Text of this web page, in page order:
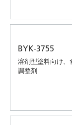
BYK-3755
溶剤型塗料向け、
調整剤